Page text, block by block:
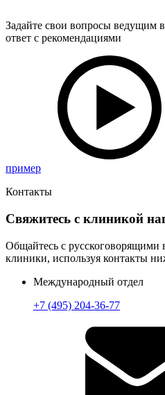
Задайте свои вопросы ведущим
ответ с рекомендациями
пример
Контакты
Свяжитесь с клиникой
Общайтесь с русскоговорящими
клиники, используя контакты
Международный отдел
+7 (495) 204-36-77